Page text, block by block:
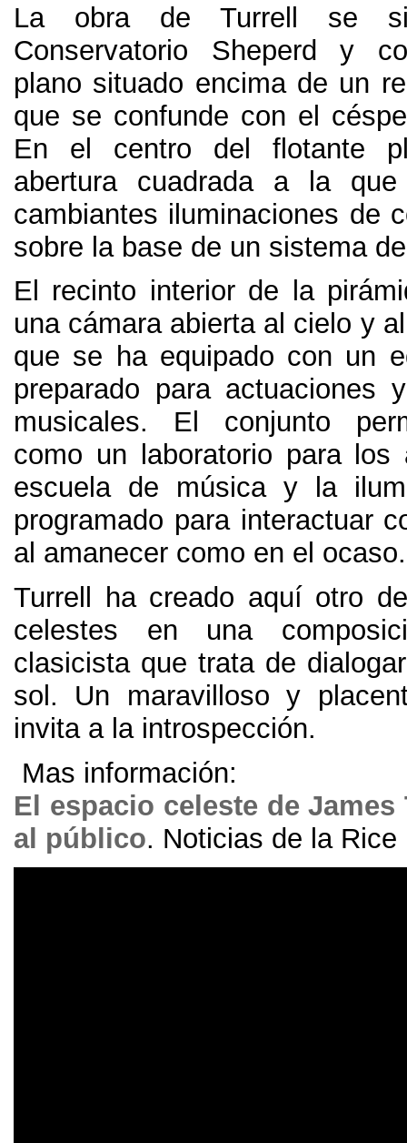
La obra de Turrell se
Conservatorio Sheperd y
plano situado encima de un
que se confunde con el
En el centro del flotante
abertura cuadrada a la
cambiantes iluminaciones de
sobre la base de un sistema
El recinto interior de la
una cámara abierta al cielo y
que se ha equipado con un
preparado para actuaciones
musicales. El conjunto
como un laboratorio para los
escuela de música y la
programado para interactuar
al amanecer como en el ocaso.
Turrell ha creado aquí otro
celestes en una
clasicista que trata de
sol . Un maravilloso y
invita a la introspección.
Mas información:
El espacio celeste de James
al público. Noticias de la Rice